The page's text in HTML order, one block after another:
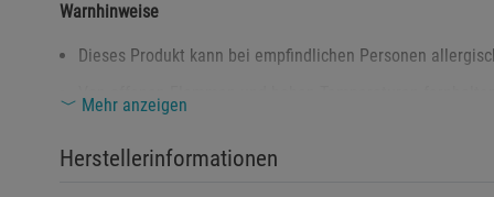
Warnhinweise
Dieses Produkt kann bei empfindlichen Personen
Von offenen Flammen und hohen Temperaturen fernhalten.
Mehr anzeigen
Herstellerinformationen